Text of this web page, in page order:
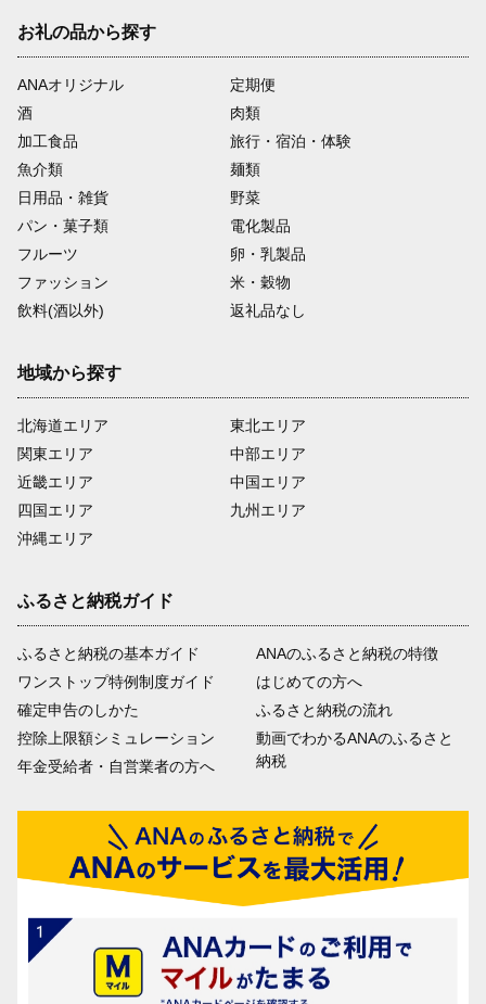
お礼の品から探す
ANAオリジナル
定期便
酒
肉類
加工食品
旅行・宿泊・体験
魚介類
麺類
日用品・雑貨
野菜
パン・菓子類
電化製品
フルーツ
卵・乳製品
ファッション
米・穀物
飲料(酒以外)
返礼品なし
地域から探す
北海道エリア
関東エリア
近畿エリア
四国エリア
沖縄エリア
東北エリア
中部エリア
中国エリア
九州エリア
ふるさと納税ガイド
ふるさと納税の基本ガイド
ワンストップ特例制度ガイド
確定申告のしかた
控除上限額シミュレーション
年金受給者・自営業者の方へ
ANAのふるさと納税の特徴
はじめての方へ
ふるさと納税の流れ
動画でわかるANAのふるさと
納税